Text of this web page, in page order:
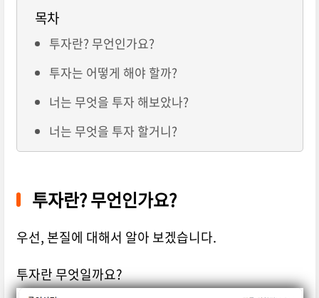
목차
투자란? 무언인가요?
투자는 어떻게 해야 할까?
너는 무엇을 투자 해보았나?
너는 무엇을 투자 할거니?
투자란? 무언인가요?
우선, 본질에 대해서 알아 보겠습니다.
투자란 무엇일까요?